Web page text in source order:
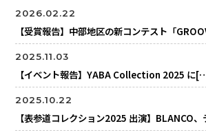
2026.02.22
【受賞報告】中部地区の新コンテスト「
2025.11.03
【イベント報告】YABA Collection 2025 に
2025.10.22
【表参道コレクション2025 出演】BLANCO